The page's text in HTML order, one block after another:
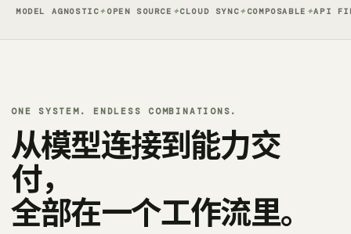
MODEL AGNOSTIC✦OPEN SOURCE ✦CLOUD SYNC✦COMPOSABLE ✦API
ONE SYSTEM. ENDLESS COMBINATIONS.
从模型连接到能力交
付，
全部在一个工作流里。